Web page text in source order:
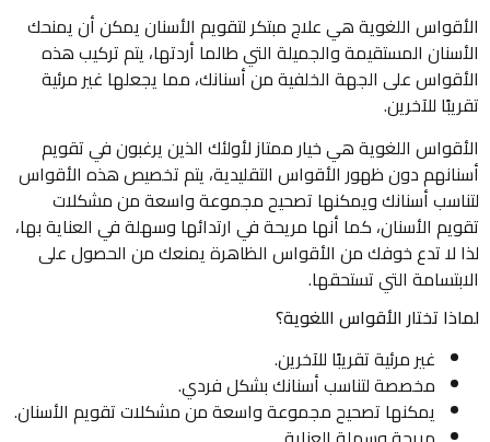
الأقواس اللغوية هي علاج مبتكر لتقويم الأسنان يمكن أن يمنحك
الأسنان المستقيمة والجميلة التي طالما أردتها، يتم تركيب هذه
الأقواس على الجهة الخلفية من أسنانك، مما يجعلها غير مرئية
تقريبًا للآخرين.
الأقواس اللغوية هي خيار ممتاز لأولئك الذين يرغبون في تقويم
أسنانهم دون ظهور الأقواس التقليدية، يتم تخصيص هذه الأقواس
لتناسب أسنانك ويمكنها تصحيح مجموعة واسعة من مشكلات
تقويم الأسنان، كما أنها مريحة في ارتدائها وسهلة في العناية بها،
لذا لا تدع خوفك من الأقواس الظاهرة يمنعك من الحصول على
الابتسامة التي تستحقها.
لماذا تختار الأقواس اللغوية؟
غير مرئية تقريبًا للآخرين.
مخصصة لتناسب أسنانك بشكل فردي.
يمكنها تصحيح مجموعة واسعة من مشكلات تقويم الأسنان.